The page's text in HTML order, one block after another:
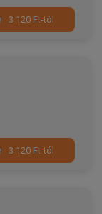
3 120 Ft-tól
3 120 Ft-tól